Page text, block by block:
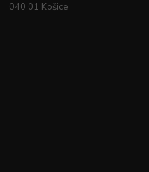
040 01 Košice